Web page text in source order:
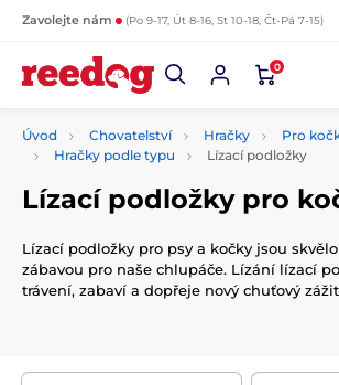
Zavolejte nám (Po 9-17, Út 8-16, St 10-18, Čt-Pá 7-15)
0
Úvod Chovatelství Hračky
Pro
Hračky podle typu
Lízací podložky
Lízací podložky pro
Lízací podložky pro psy a kočky jsou
zábavou pro naše chlupáče. Lízání lízací
trávení, zabaví a dopřeje nový chuťový